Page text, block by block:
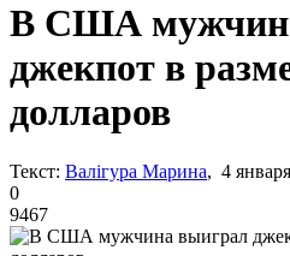
В США
джекпот в
долларов
Текст: Валігура Марина, 4
0
9467